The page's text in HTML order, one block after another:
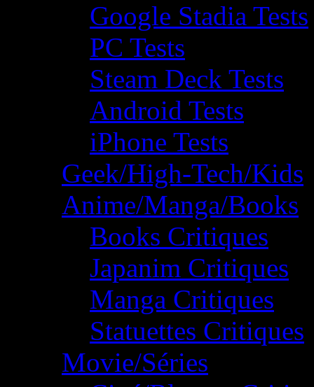
Google Stadia Tests
PC Tests
Steam Deck Tests
Android Tests
iPhone Tests
Geek/High-Tech/Kids
Anime/Manga/Books
Books Critiques
Japanim Critiques
Manga Critiques
Statuettes Critiques
Movie/Séries